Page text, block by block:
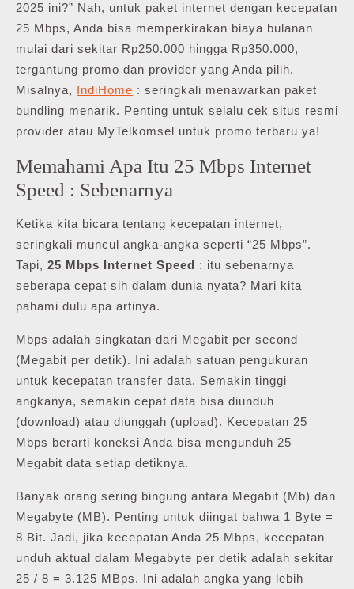
2025 ini?” Nah, untuk paket internet dengan kecepatan
25 Mbps, Anda bisa memperkirakan biaya bulanan
mulai dari sekitar Rp250.000 hingga Rp350.000,
tergantung promo dan provider yang Anda pilih.
Misalnya,
IndiHome : seringkali menawarkan paket
bundling menarik. Penting untuk selalu cek situs resmi
provider atau MyTelkomsel untuk promo terbaru ya!
Memahami Apa Itu 25 Mbps Internet
Speed : Sebenarnya
Ketika kita bicara tentang kecepatan internet,
seringkali muncul angka-angka seperti “25 Mbps”.
Tapi, 25 Mbps Internet Speed : itu sebenarnya
seberapa cepat sih dalam dunia nyata? Mari kita
pahami dulu apa artinya.
Mbps adalah singkatan dari Megabit per second
(Megabit per detik). Ini adalah satuan pengukuran
untuk kecepatan transfer data. Semakin tinggi
angkanya, semakin cepat data bisa diunduh
(download) atau diunggah (upload). Kecepatan 25
Mbps berarti koneksi Anda bisa mengunduh 25
Megabit data setiap detiknya.
Banyak orang sering bingung antara Megabit (Mb) dan
Megabyte (MB). Penting untuk diingat bahwa 1 Byte =
8 Bit. Jadi, jika kecepatan Anda 25 Mbps, kecepatan
unduh aktual dalam Megabyte per detik adalah sekitar
25 / 8 = 3.125 MBps. Ini adalah angka yang lebih